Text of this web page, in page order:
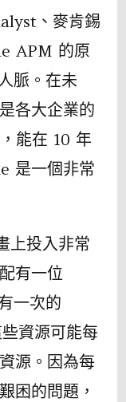
、麥肯錫
APM 的原
脈。在未
各大企業的
能在 10 年
是一個非常
上投入非常
有一位
一次的
資源可能每
源。因為每
困的問題，